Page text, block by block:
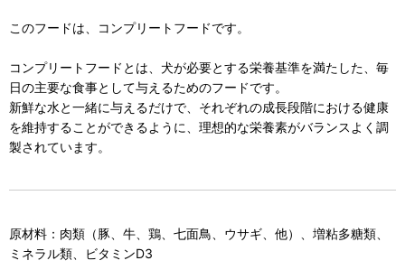
このフードは、コンプリートフードです。
コンプリートフードとは、犬が必要とする栄養基準を満たした、毎
日の主要な食事として与えるためのフードです。
新鮮な水と一緒に与えるだけで、それぞれの成長段階における健康
を維持することができるように、理想的な栄養素がバランスよく調
製されています。
原材料：肉類（豚、牛、鶏、七面鳥、ウサギ、他）、増粘多糖類、
ミネラル類、ビタミンD3